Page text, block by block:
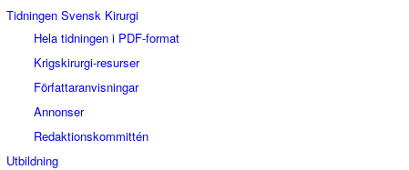
Tidningen Svensk Kirurgi
Hela tidningen i PDF-format
Krigskirurgi-resurser
Författaranvisningar
Annonser
Redaktionskommittén
Utbildning